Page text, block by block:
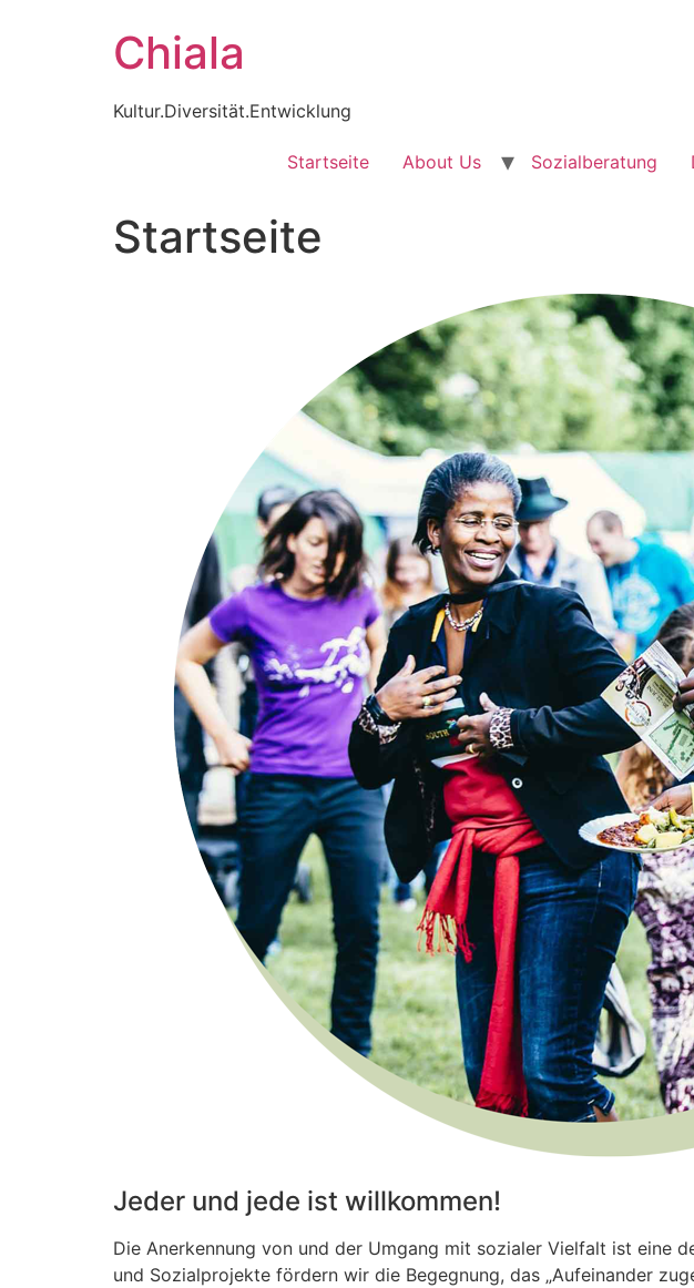
Chiala
Kultur.Diversität.Entwicklung
Startseite About Us Sozialberatung
Startseite
Jeder und jede ist willkommen!
Die Anerkennung von und der Umgang mit sozialer Vielfalt ist eine
und Sozialprojekte fördern wir die Begegnung, das „Aufeinander